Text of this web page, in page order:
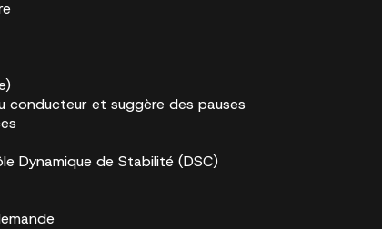
et suggère des pauses
Dynamique de Stabilité (DSC)